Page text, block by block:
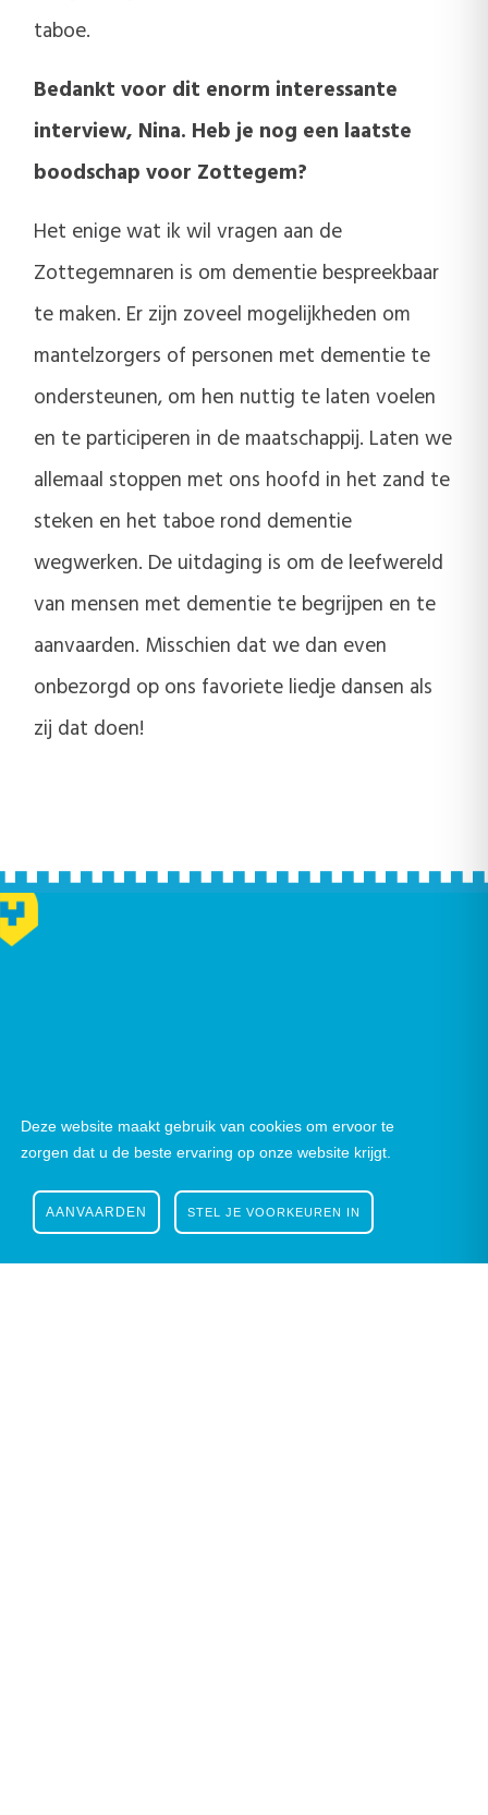
Deze website maakt gebruik van cookies om ervoor te
zorgen dat u de beste ervaring op onze website krijgt.
STEL JE VOORKEUREN IN
AANVAARDEN
taboe.
Bedankt voor dit enorm interessante
interview, Nina. Heb je nog een laatste
boodschap voor Zottegem?
Het enige wat ik wil vragen aan de
Zottegemnaren is om dementie bespreekbaar
te maken. Er zijn zoveel mogelijkheden om
mantelzorgers of personen met dementie te
ondersteunen, om hen nuttig te laten voelen
en te participeren in de maatschappij. Laten we
allemaal stoppen met ons hoofd in het zand te
steken en het taboe rond dementie
wegwerken. De uitdaging is om de leefwereld
van mensen met dementie te begrijpen en te
aanvaarden. Misschien dat we dan even
onbezorgd op ons favoriete liedje dansen als
zij dat doen!